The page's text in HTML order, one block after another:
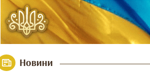
Новини